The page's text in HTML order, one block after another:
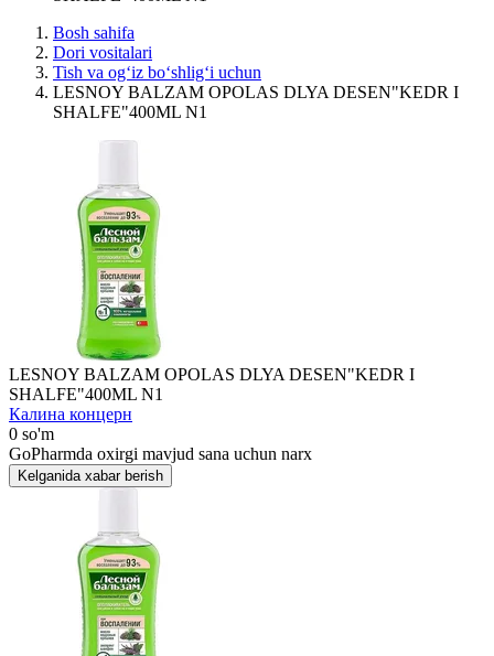
Bosh sahifa
Dori vositalari
Tish va og‘iz bo‘shlig‘i uchun
LЕSNOY BALZAM OPOLAS DLYA DЕSЕN"KЕDR I
SHALFЕ"400ML N1
LЕSNOY BALZAM OPOLAS DLYA DЕSЕN"KЕDR I
SHALFЕ"400ML N1
Калина концерн
0 so'm
GoPharmda oxirgi mavjud sana uchun narx
Kelganida xabar berish